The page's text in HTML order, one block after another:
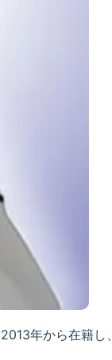
年から在籍し、